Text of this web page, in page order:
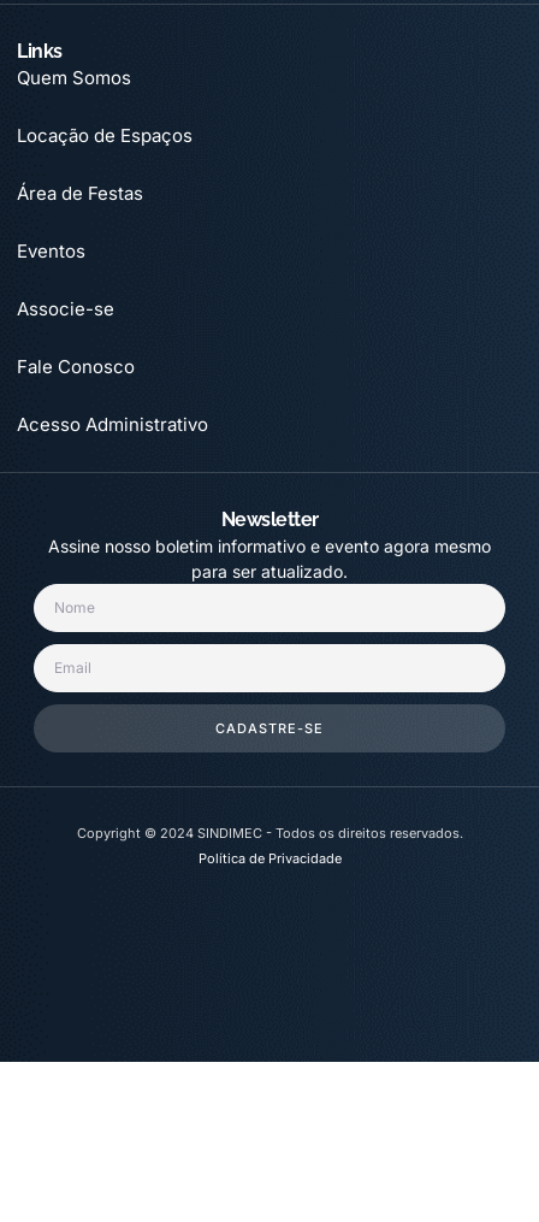
Links
Quem Somos
Locação de Espaços
Área de Festas
Eventos
Associe-se
Fale Conosco
Acesso Administrativo
Newsletter
Assine nosso boletim informativo e evento agora mesmo
para ser atualizado.
CADASTRE-SE
Copyright © 2024 SINDIMEC - Todos os direitos reservados.
Política de Privacidade